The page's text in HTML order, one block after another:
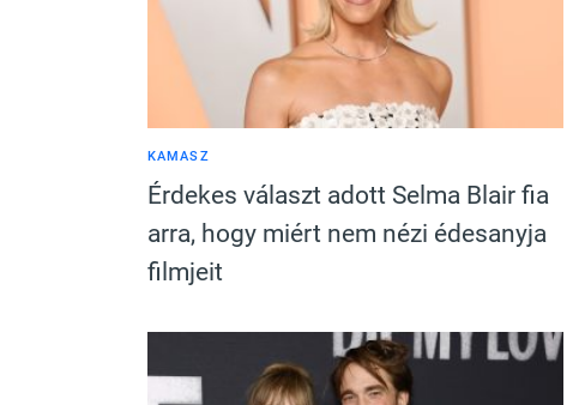
KAMASZ
Érdekes választ adott Selma Blair fia
arra, hogy miért nem nézi édesanyja
filmjeit